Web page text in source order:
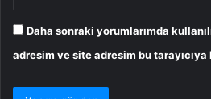
Daha sonraki yorumlarımda
adresim ve site adresim bu